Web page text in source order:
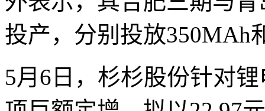
投产，分别投放350MAh
5月6日，杉杉股份针对